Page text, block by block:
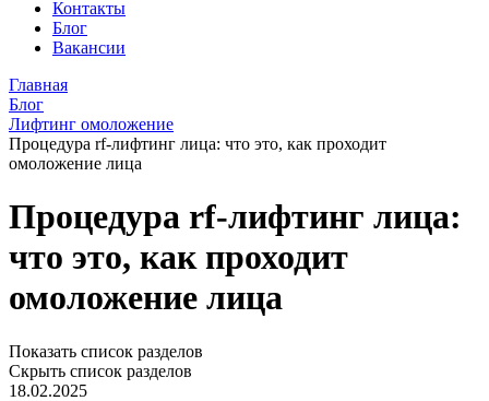
Контакты
Блог
Вакансии
Главная
Блог
Лифтинг омоложение
Процедура rf-лифтинг лица: что это, как проходит
омоложение лица
Процедура rf-лифтинг лица:
что это, как проходит
омоложение лица
Показать список разделов
Скрыть список разделов
18.02.2025